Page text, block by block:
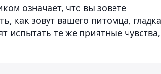
означает, что вы зовете
как зовут вашего питомца,
испытать те же приятные чувства,